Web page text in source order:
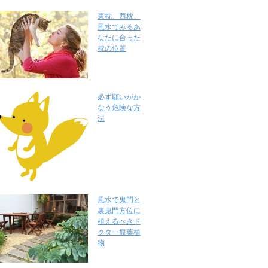
東枕、西枕、
風水でみるあ
なたに合った
枕の位置
必ず願いがか
なう危険な方
法
風水で鬼門と
裏鬼門方位に
植えるべきド
クター観葉植
物